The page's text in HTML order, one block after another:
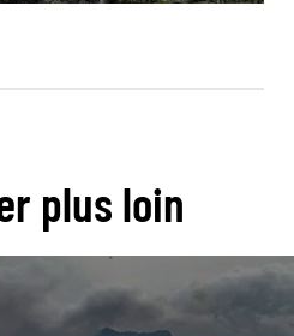
plus loin